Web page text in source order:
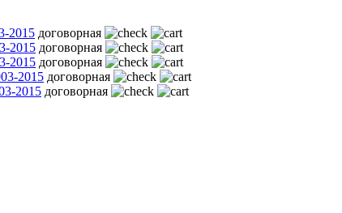
2015 договорная
2015 договорная
2015 договорная
2015 договорная
2015 договорная